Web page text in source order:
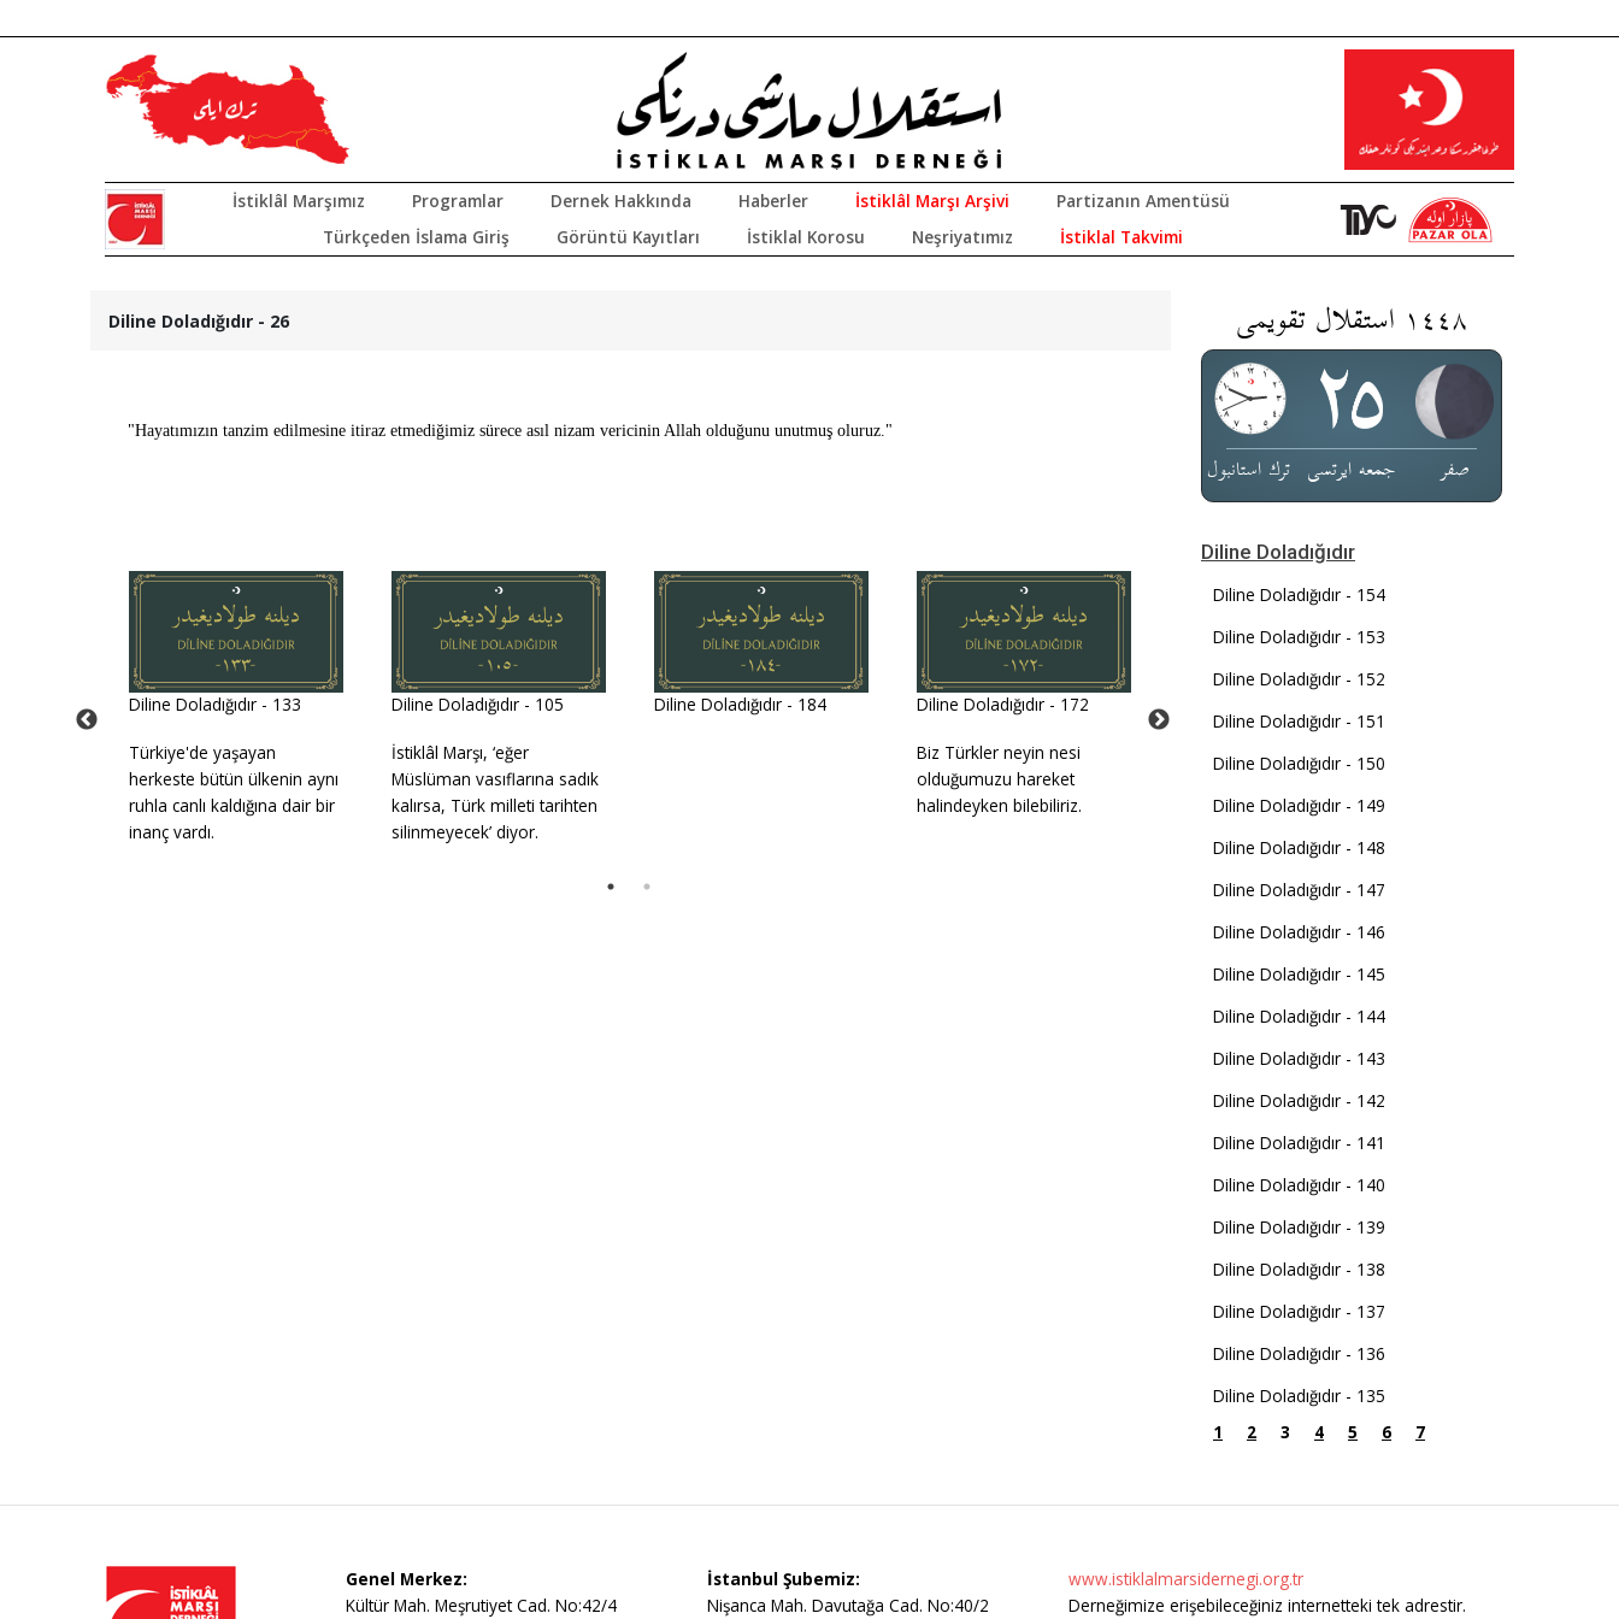
İstiklâl Marşımız Programlar Dernek Hakkında Haberler İstiklâl Marşı Arşivi
Partizanın Amentüsü
Türkçeden İslama Giriş
Görüntü Kayıtları İstiklal Korosu Neşriyatımız İstiklal Takvimi
Diline Doladığıdır - 26
"Hayatımızın tanzim edilmesine itiraz etmediğimiz sürece asıl nizam vericinin Allah olduğunu unutmuş oluruz."
Diline Doladığıdır - 133
Türkiye'de yaşayan
herkeste bütün ülkenin aynı
ruhla canlı kaldığına dair bir
inanç vardı.
Diline Doladığıdır - 105
İstiklâl Marşı, ‘eğer
Müslüman vasıflarına sadık
kalırsa, Türk milleti tarihten
silinmeyecek’ diyor.
Diline Doladığıdır - 184 Diline Doladığıdır - 172
Biz Türkler neyin nesi
olduğumuzu hareket
halindeyken bilebiliriz.
"Osmanlılar ne Almanya ne de
ordularıyla savaştılar
١٤٤٨ استقلال تقویمی
ترك استانبول جمعە ایرتسی صفر
Diline Doladığıdır
Diline Doladığıdır - 154
Diline Doladığıdır - 153
Diline Doladığıdır - 152
Diline Doladığıdır - 151
Diline Doladığıdır - 150
Diline Doladığıdır - 149
Diline Doladığıdır - 148
Diline Doladığıdır - 147
Diline Doladığıdır - 146
Diline Doladığıdır - 145
Diline Doladığıdır - 144
Diline Doladığıdır - 143
Diline Doladığıdır - 142
Diline Doladığıdır - 141
Diline Doladığıdır - 140
Diline Doladığıdır - 139
Diline Doladığıdır - 138
Diline Doladığıdır - 137
Diline Doladığıdır - 136
Diline Doladığıdır - 135
1
2 3 4 5 6 7
Genel Merkez:
Kültür Mah. Meşrutiyet Cad. No:42/4
İstanbul Şubemiz:
Nişanca Mah. Davutağa Cad. No:40/2
www.istiklalmarsidernegi.org.tr
Derneğimize erişebileceğiniz internetteki tek adrestir.